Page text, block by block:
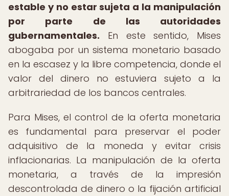
estable y no estar sujeta a la manipulación
por parte de las autoridades
gubernamentales. En este sentido, Mises
abogaba por un sistema monetario basado
en la escasez y la libre competencia, donde el
valor del dinero no estuviera sujeto a la
arbitrariedad de los bancos centrales.
Para Mises, el control de la oferta monetaria
es fundamental para preservar el poder
adquisitivo de la moneda y evitar crisis
inflacionarias. La manipulación de la oferta
monetaria, a través de la impresión
descontrolada de dinero o la fijación artificial